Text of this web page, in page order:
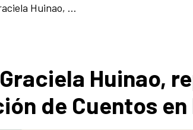
"La nieta del brujo", de Graciela Huinao, representa a Chile en la quinta edición de Cuentos en Red
Huinao,
de Cuentos en